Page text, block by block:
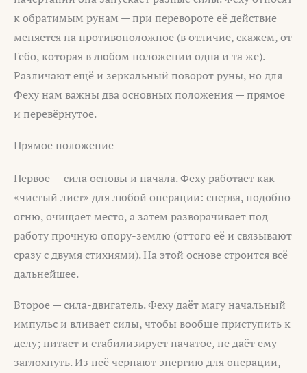
к обратимым рунам — при перевороте её действие
меняется на противоположное (в отличие, скажем, от
Гебо, которая в любом положении одна и та же).
Различают ещё и зеркальный поворот руны, но для
Феху нам важны два основных положения — прямое
и перевёрнутое.
Прямое положение
Первое — сила основы и начала. Феху работает как
«чистый лист» для любой операции: сперва, подобно
огню, очищает место, а затем разворачивает под
работу прочную опору-землю (оттого её и связывают
сразу с двумя стихиями). На этой основе строится всё
дальнейшее.
Второе — сила-двигатель. Феху даёт магу начальный
импульс и вливает силы, чтобы вообще приступить к
делу; питает и стабилизирует начатое, не даёт ему
заглохнуть. Из неё черпают энергию для операции,